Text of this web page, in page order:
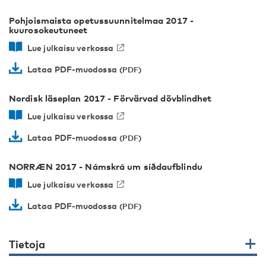
Pohjoismaista opetussuunnitelmaa 2017 -
kuurosokeutuneet
Lue julkaisu verkossa
Lataa PDF-muodossa
Nordisk läseplan 2017 - Förvärvad dövblindhet
Lue julkaisu verkossa
Lataa PDF-muodossa
NORRÆN 2017 - Námskrá um síðdaufblindu
Lue julkaisu verkossa
Lataa PDF-muodossa
Tietoja